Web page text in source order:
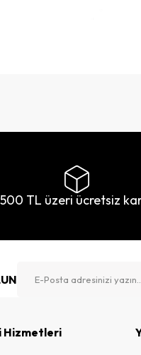
TL üzeri ücretsiz
Hizmetleri